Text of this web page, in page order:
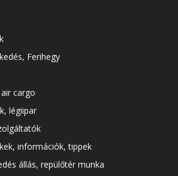
Ferihegy
cargo
légiipar
információk, tippek
állás, repülőtér munka